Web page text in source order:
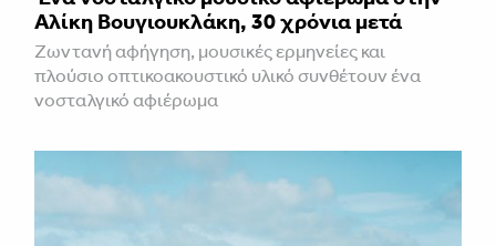
Αλίκη Βουγιουκλάκη, 30 χρόνια μετά
Ζωντανή αφήγηση, μουσικές ερμηνείες και
πλούσιο οπτικοακουστικό υλικό συνθέτουν ένα
νοσταλγικό αφιέρωμα